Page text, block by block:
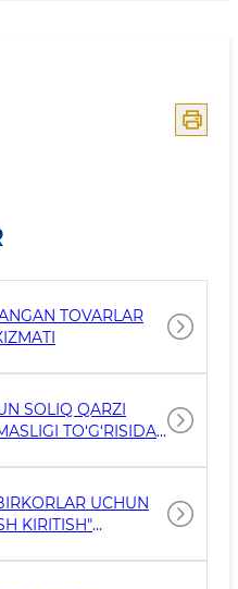
TOVARLAR
SOLIQ QARZI
TO‘G‘RISIDA
UCHUN
KIRITISH"